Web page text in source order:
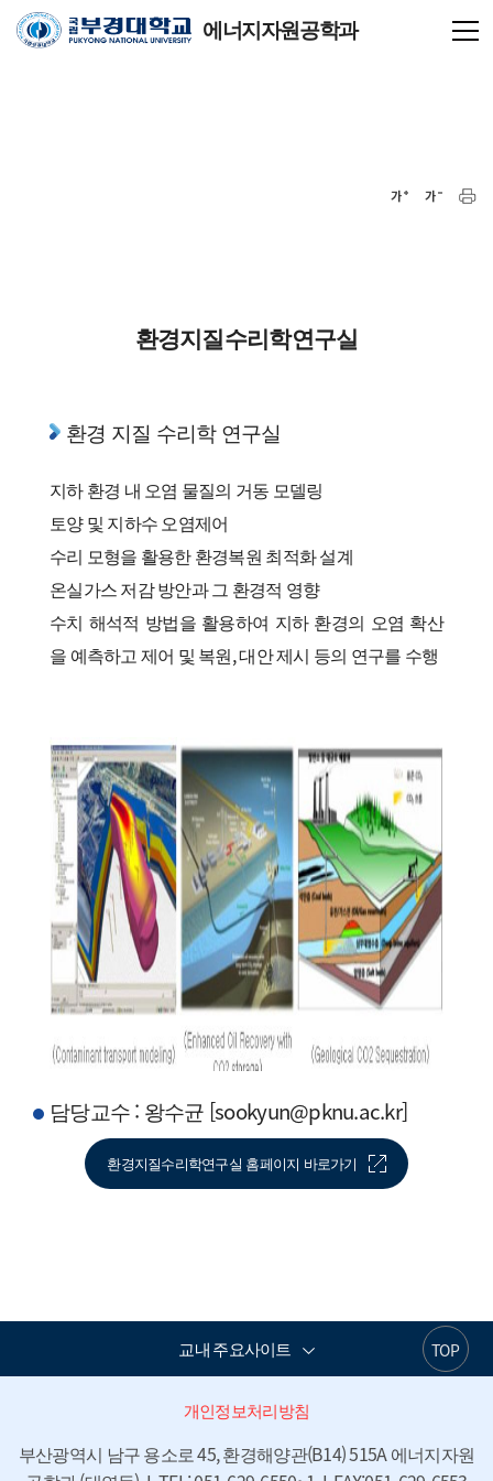
에너지자원공학과
환경지질수리학연구실
환경 지질 수리학 연구실
지하환경 내 오염 물질의 거동 모델링
토양 및 지하수 오염제어
수리 모형을 활용한 환경복원 최적화 설계
온실가스 저감 방안과 그 환경적 영향
수치 해석적 방법을 활용하여 지하 환경의 오염 확산
을 예측하고 제어 및 복원,대안 제시 등의 연구를 수행
담당교수 : 왕수균 [sookyun@pknu.ac.kr]
환경지질수리학연구실 홈페이지 바로가기
TOP
교내 주요사이트
개인정보처리방침
부산광역시 남구 용소로 45, 환경해양관(B14) 515A 에너지자원